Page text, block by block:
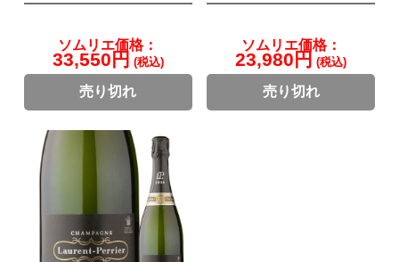
ソムリエ価格：
33,550円 (税込)
売り切れ
ソムリエ価格：
23,980円 (税込)
売り切れ